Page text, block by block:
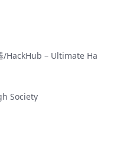
/HackHub – Ultimate Ha
Society